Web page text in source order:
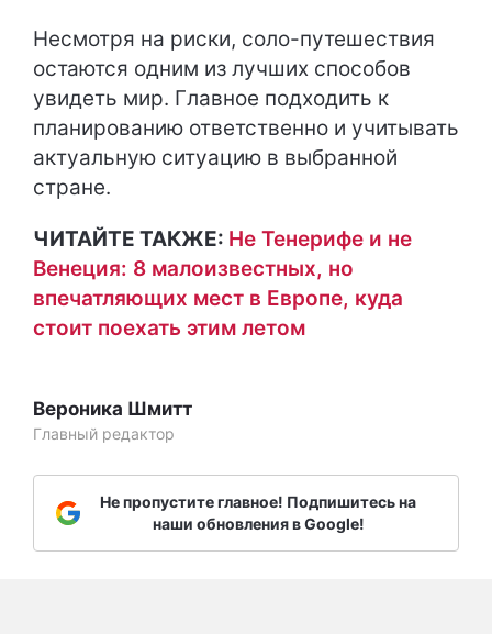
Несмотря на риски, соло-путешествия
остаются одним из лучших способов
увидеть мир. Главное подходить к
планированию ответственно и учитывать
актуальную ситуацию в выбранной
стране.
ЧИТАЙТЕ ТАКЖЕ: Не Тенерифе и не
Венеция: 8 малоизвестных, но
впечатляющих мест в Европе, куда
стоит поехать этим летом
Вероника Шмитт
Главный редактор
Не пропустите главное! Подпишитесь на
наши обновления в Google!